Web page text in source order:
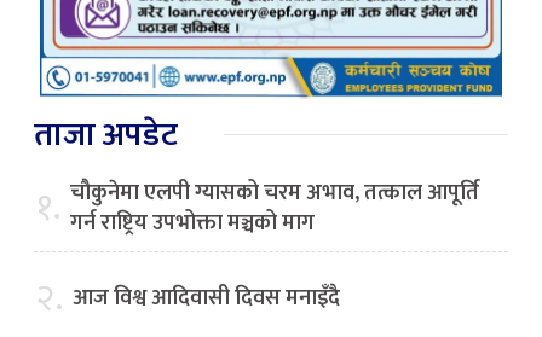
ताजा अपडेट
१. चौकुनेमा एलपी ग्यासको चरम अभाव, तत्काल आपूर्ति
गर्न राष्ट्रिय उपभोक्ता मञ्चको माग
२. आज विश्व आदिवासी दिवस मनाइँदै